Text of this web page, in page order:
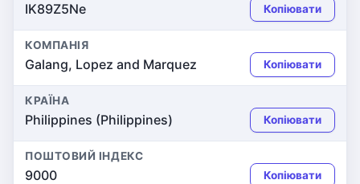
IK89Z5Ne Копіювати
КОМПАНІЯ
Galang, Lopez and Marquez Копіювати
КРАЇНА
Philippines (Philippines) Копіювати
ПОШТОВИЙ ІНДЕКС
9000 Копіювати